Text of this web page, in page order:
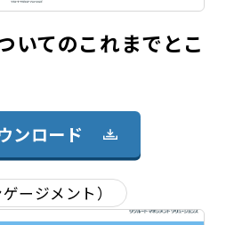
いてのこれまでとこ
ンロード
ージメント）